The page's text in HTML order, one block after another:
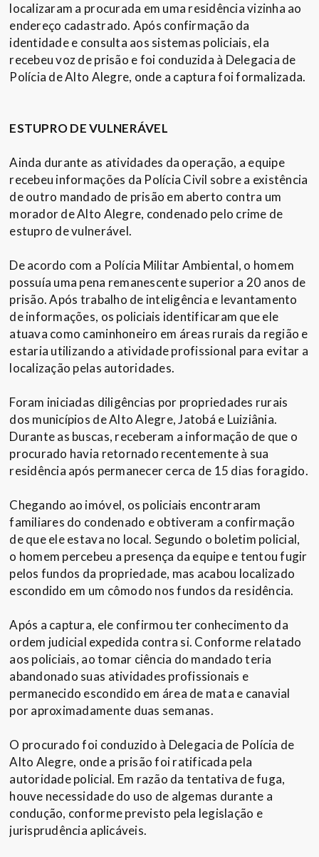
localizaram a procurada em uma residência vizinha ao
endereço cadastrado. Após confirmação da
identidade e consulta aos sistemas policiais, ela
recebeu voz de prisão e foi conduzida à Delegacia de
Polícia de Alto Alegre, onde a captura foi formalizada.
ESTUPRO DE VULNERÁVEL
Ainda durante as atividades da operação, a equipe
recebeu informações da Polícia Civil sobre a existência
de outro mandado de prisão em aberto contra um
morador de Alto Alegre, condenado pelo crime de
estupro de vulnerável.
De acordo com a Polícia Militar Ambiental, o homem
possuía uma pena remanescente superior a 20 anos de
prisão. Após trabalho de inteligência e levantamento
de informações, os policiais identificaram que ele
atuava como caminhoneiro em áreas rurais da região e
estaria utilizando a atividade profissional para evitar a
localização pelas autoridades.
Foram iniciadas diligências por propriedades rurais
dos municípios de Alto Alegre, Jatobá e Luiziânia.
Durante as buscas, receberam a informação de que o
procurado havia retornado recentemente à sua
residência após permanecer cerca de 15 dias foragido.
Chegando ao imóvel, os policiais encontraram
familiares do condenado e obtiveram a confirmação
de que ele estava no local. Segundo o boletim policial,
o homem percebeu a presença da equipe e tentou fugir
pelos fundos da propriedade, mas acabou localizado
escondido em um cômodo nos fundos da residência.
Após a captura, ele confirmou ter conhecimento da
ordem judicial expedida contra si. Conforme relatado
aos policiais, ao tomar ciência do mandado teria
abandonado suas atividades profissionais e
permanecido escondido em área de mata e canavial
por aproximadamente duas semanas.
O procurado foi conduzido à Delegacia de Polícia de
Alto Alegre, onde a prisão foi ratificada pela
autoridade policial. Em razão da tentativa de fuga,
houve necessidade do uso de algemas durante a
condução, conforme previsto pela legislação e
jurisprudência aplicáveis.